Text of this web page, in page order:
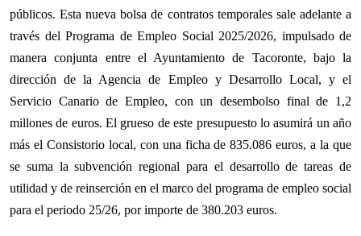
públicos. Esta nueva bolsa de contratos temporales sale adelante a
través del Programa de Empleo Social 2025/2026, impulsado de
manera conjunta entre el Ayuntamiento de Tacoronte, bajo la
dirección de la Agencia de Empleo y Desarrollo Local, y el
Servicio Canario de Empleo, con un desembolso final de 1,2
millones de euros. El grueso de este presupuesto lo asumirá un año
más el Consistorio local, con una ficha de 835.086 euros, a la que
se suma la subvención regional para el desarrollo de tareas de
utilidad y de reinserción en el marco del programa de empleo social
para el periodo 25/26, por importe de 380.203 euros.